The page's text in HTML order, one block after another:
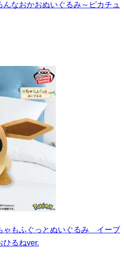
なおかおぬいぐるみ～ピカチュ
もふぐっとぬいぐるみ イーブ
ひるねver.